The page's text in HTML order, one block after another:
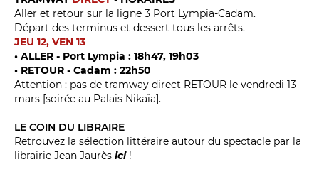
Espace relais
Newsletter
Aller et retour sur la ligne 3 Port Lympia-Cadam.
Départ des terminus et dessert tous les arrêts.
JEU 12, VEN 13
• ALLER - Port Lympia : 18h47, 19h03
• RETOUR - Cadam : 22h50
Attention : pas de tramway direct RETOUR le vendredi 13
mars [soirée au Palais Nikaïa].
LE COIN DU LIBRAIRE
Retrouvez la sélection littéraire autour du spectacle par la
librairie Jean Jaurès ici!